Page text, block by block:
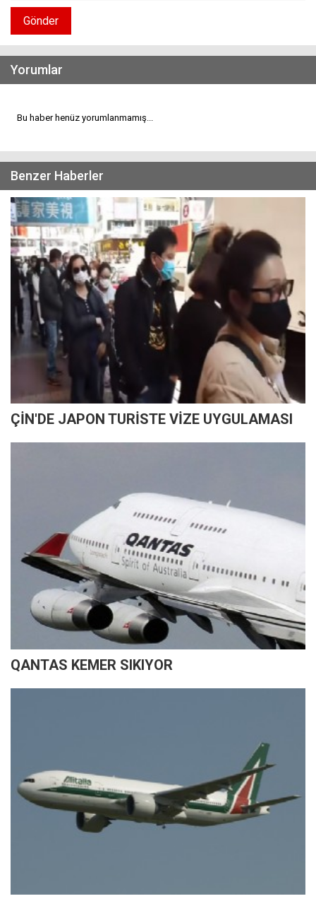
Gönder
Yorumlar
Bu haber henüz yorumlanmamış...
Benzer Haberler
ÇİN'DE JAPON TURİSTE VİZE UYGULAMASI
QANTAS KEMER SIKIYOR